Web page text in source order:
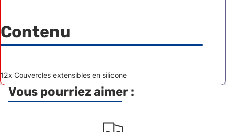
Contenu
12x Couvercles extensibles en silicone
Vous pourriez aimer :